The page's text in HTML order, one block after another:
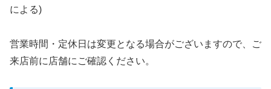
による)
営業時間・定休日は変更となる場合がございますので、ご
来店前に店舗にご確認ください。